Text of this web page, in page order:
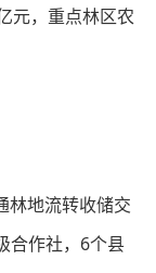
元，重点林区农
林地流转收储交
合作社，6个县